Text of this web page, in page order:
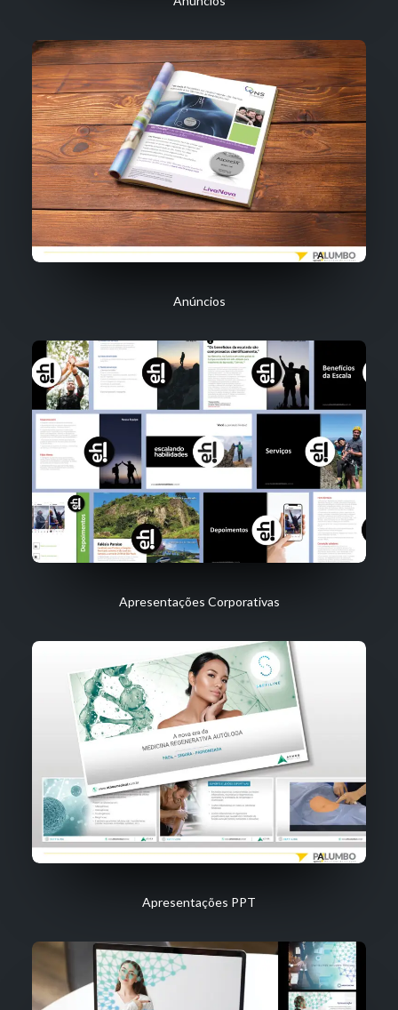
Anúncios
Apresentações Corporativas
Apresentações PPT